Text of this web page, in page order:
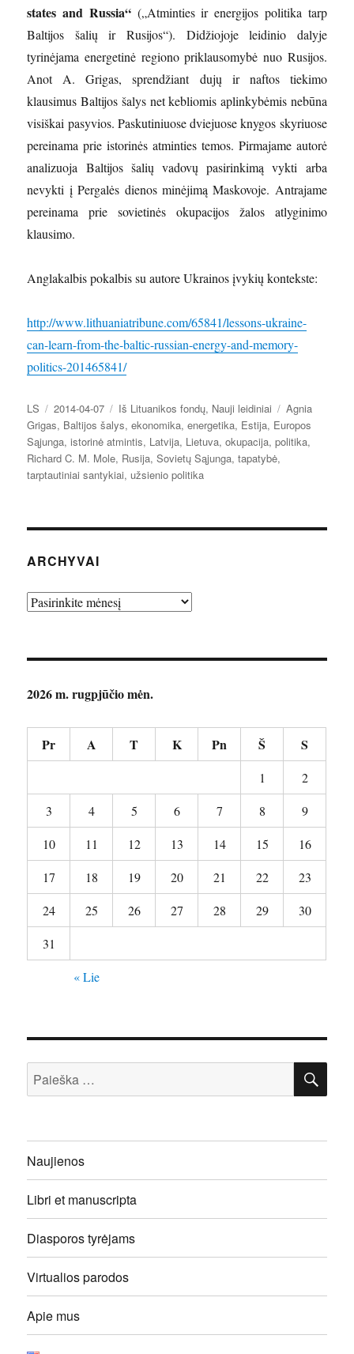
states and Russia“(„Atminties ir energijos politika tarp
Baltijos šalių ir Rusijos“). Didžiojoje leidinio dalyje
tyrinėjama energetinė regiono priklausomybė nuo Rusijos.
Anot A. Grigas, sprendžiant dujų ir naftos tiekimo
klausimus Baltijos šalys net kebliomis aplinkybėmis nebūna
visiškai pasyvios. Paskutiniuose dviejuose knygos skyriuose
pereinama prie istorinės atminties temos. Pirmajame autorė
analizuoja Baltijos šalių vadovų pasirinkimą vykti arba
nevykti į Pergalės dienos minėjimą Maskovoje. Antrajame
pereinama prie sovietinės okupacijos žalos atlyginimo
klausimo.
Anglakalbis pokalbis su autore Ukrainos įvykių kontekste:
http://www.lithuaniatribune.com/65841/lessons-ukraine-
can-learn-from-the-baltic-russian-energy-and-memory-
politics-201465841/
Autorius
LS Paskelbta
2014-04-07 Kategorijos
Iš Lituanikos fondų, Nauji leidiniai Žymos
Agnia
Grigas, Baltijos šalys,ekonomika,energetika, Estija, Europos
Sąjunga,istorinė atmintis, Latvija, Lietuva,okupacija,politika,
Richard C. M. Mole, Rusija,Sovietų Sąjunga,tapatybė,
tarptautiniai santykiai, užsienio politika
ARCHYVAI
Archyvai
2026 m. rugpjūčio mėn.
Pr A T K Pn Š S
1
2
3
4 5 6 7 8
9
10
11 12 13 14 15
16
17
18 19 20 21 22
23
24
25 26 27 28 29
30
31
« Lie
Ieškoti:
Naujienos
Libri et manuscripta
Diasporos tyrėjams
Virtualios parodos
Apie mus